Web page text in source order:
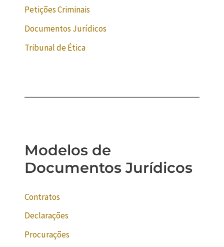
Petições Criminais
Documentos Jurídicos
Tribunal de Ética
Modelos de
Documentos Jurídicos
Contratos
Declarações
Procurações